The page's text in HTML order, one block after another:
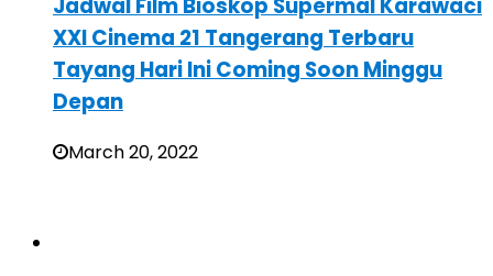
Jadwal Film Bioskop Supermal Karawaci
XXI Cinema 21 Tangerang Terbaru
Tayang Hari Ini Coming Soon Minggu
Depan
March 20, 2022